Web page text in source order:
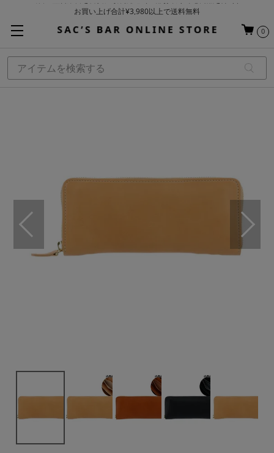
お買い上げ合計¥3,980以上で送料無料
当日～翌営業日を目安に順次発送（一部お取り寄せ商品を除く）
0